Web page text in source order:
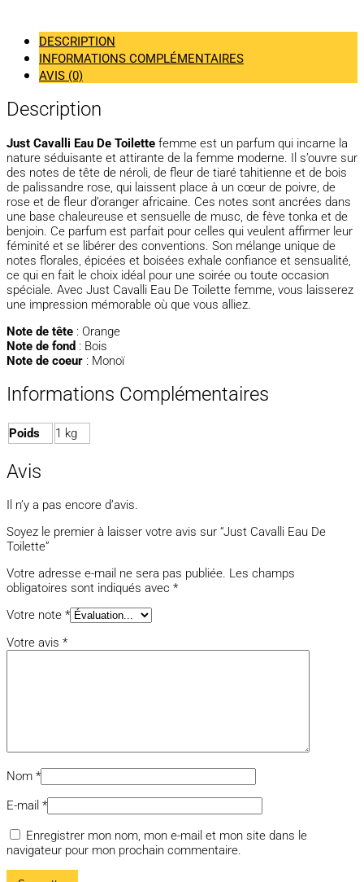
DESCRIPTION
INFORMATIONS COMPLÉMENTAIRES
AVIS (0)
Description
Just Cavalli Eau De Toilette femme est un parfum qui incarne la
nature séduisante et attirante de la femme moderne. Il s’ouvre sur
des notes de tête de néroli, de fleur de tiaré tahitienne et de bois
de palissandre rose, qui laissent place à un cœur de poivre, de
rose et de fleur d’oranger africaine. Ces notes sont ancrées dans
une base chaleureuse et sensuelle de musc, de fève tonka et de
benjoin. Ce parfum est parfait pour celles qui veulent affirmer leur
féminité et se libérer des conventions. Son mélange unique de
notes florales, épicées et boisées exhale confiance et sensualité,
ce qui en fait le choix idéal pour une soirée ou toute occasion
spéciale. Avec Just Cavalli Eau De Toilette femme, vous laisserez
une impression mémorable où que vous alliez.
Note de tête : Orange
Note de fond : Bois
Note de coeur : Monoï
Informations Complémentaires
Poids 1 kg
Avis
Il n’y a pas encore d’avis.
Soyez le premier à laisser votre avis sur “Just Cavalli Eau De
Toilette”
Votre adresse e-mail ne sera pas publiée. Les champs
obligatoires sont indiqués avec *
Votre note *
Votre avis *
Nom *
E-mail *
Enregistrer mon nom, mon e-mail et mon site dans le
navigateur pour mon prochain commentaire.